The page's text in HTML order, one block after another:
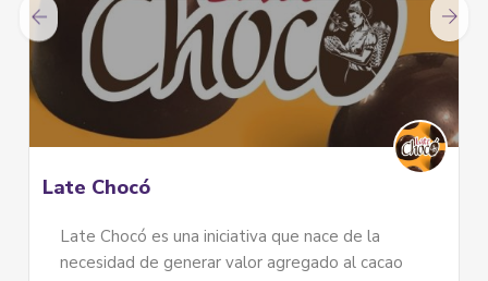
Late Chocó
Late Chocó es una iniciativa que nace de la
necesidad de generar valor agregado al cacao